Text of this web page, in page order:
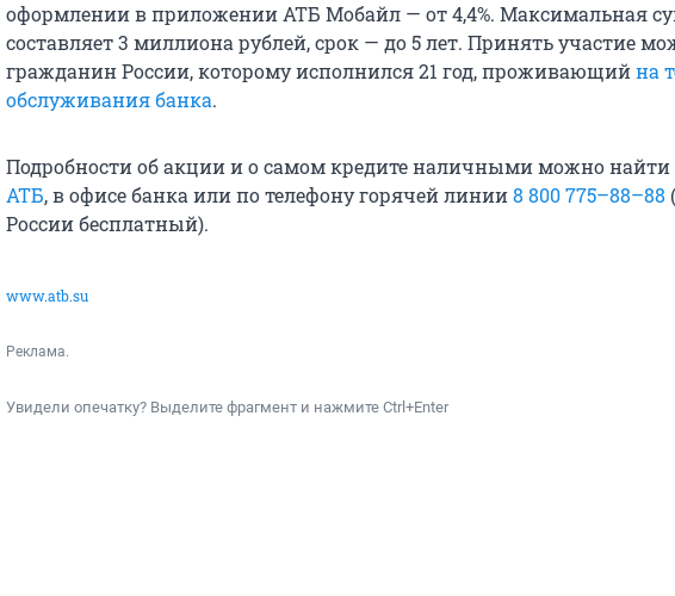
оформлении в приложении АТБ Мобайл — от 4,4%. Максимальная
составляет 3 миллиона рублей, срок — до 5 лет. Принять участие
гражданин России, которому исполнился 21 год, проживающийна
обслуживания банка.
Подробности об акции и о самом кредите наличными можно найти
АТБ, в офисе банка или по телефону горячей линии8 800 775–88–88
России бесплатный).
www.atb.su
Реклама.
Увидели опечатку? Выделите фрагмент и нажмите Ctrl+Enter